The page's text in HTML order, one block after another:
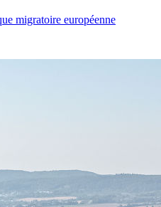
migratoire européenne